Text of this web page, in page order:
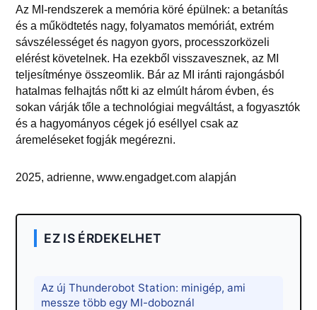
Az MI-rendszerek a memória köré épülnek: a betanítás
és a működtetés nagy, folyamatos memóriát, extrém
sávszélességet és nagyon gyors, processzorközeli
elérést követelnek. Ha ezekből visszavesznek, az MI
teljesítménye összeomlik. Bár az MI iránti rajongásból
hatalmas felhajtás nőtt ki az elmúlt három évben, és
sokan várják tőle a technológiai megváltást, a fogyasztók
és a hagyományos cégek jó eséllyel csak az
áremeléseket fogják megérezni.
2025, adrienne, www.engadget.com alapján
EZ IS ÉRDEKELHET
Az új Thunderobot Station: minigép, ami
messze több egy MI-doboznál